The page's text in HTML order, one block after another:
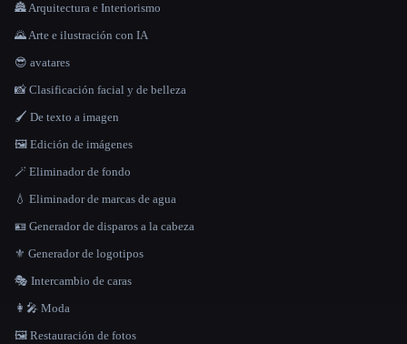
🏯 Arquitectura e Interiorismo
🌄 Arte e ilustración con IA
😎 avatares
📸 Clasificación facial y de belleza
🖌️ De texto a imagen
🖼️ Edición de imágenes
🪄 Eliminador de fondo
💧 Eliminador de marcas de agua
🪪 Generador de disparos a la cabeza
⚜️ Generador de logotipos
🎭 Intercambio de caras
👩‍🎤 Moda
🖼️ Restauración de fotos